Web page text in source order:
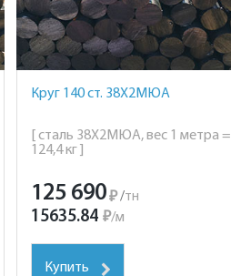
Круг 140 ст. 38Х2МЮА
[ сталь 38Х2МЮА, вес 1 метра =
124,4 кг ]
125 690 ₽ /тн
15635.84 ₽/м
Купить